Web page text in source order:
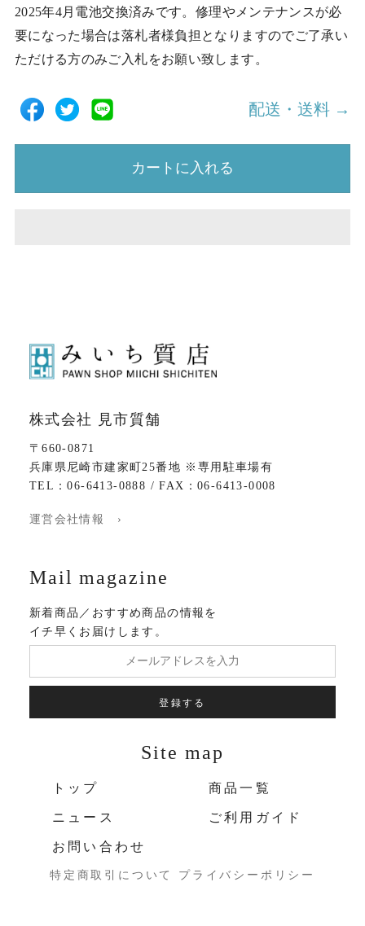
2025年4月電池交換済みです。修理やメンテナンスが必
要になった場合は落札者様負担となりますのでご了承い
ただける方のみご入札をお願い致します。
配送・送料 →
カートに入れる
株式会社 見市質舗
〒660-0871
兵庫県尼崎市建家町25番地 ※専用駐車場有
TEL：06-6413-0888 / FAX：06-6413-0008
運営会社情報 ›
Mail magazine
新着商品／おすすめ商品の情報を
イチ早くお届けします。
登録する
Site map
トップ 商品一覧
ニュース ご利用ガイド
お問い合わせ
特定商取引について プライバシーポリシー